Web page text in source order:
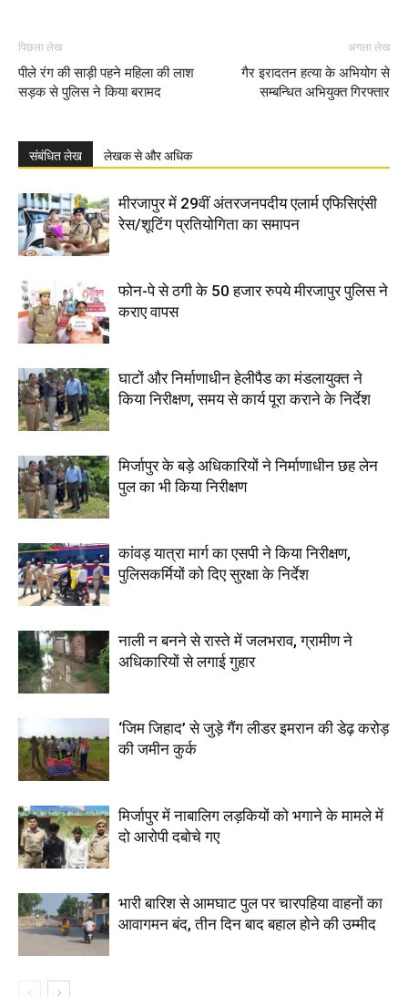
पिछला लेख
पीले रंग की साड़ी पहने महिला की लाश
सड़क से पुलिस ने किया बरामद
अगला लेख
गैर इरादतन हत्या के अभियोग से
सम्बन्धित अभियुक्त गिरफ्तार
संबंधित लेख लेखक से और अधिक
मीरजापुर में 29वीं अंतरजनपदीय एलार्म एफिसिएंसी
रेस/शूटिंग प्रतियोगिता का समापन
फोन-पे से ठगी के 50 हजार रुपये मीरजापुर पुलिस ने
कराए वापस
घाटों और निर्माणाधीन हेलीपैड का मंडलायुक्त ने
किया निरीक्षण, समय से कार्य पूरा कराने के निर्देश
मिर्जापुर के बड़े अधिकारियों ने निर्माणाधीन छह लेन
पुल का भी किया निरीक्षण
कांवड़ यात्रा मार्ग का एसपी ने किया निरीक्षण,
पुलिसकर्मियों को दिए सुरक्षा के निर्देश
नाली न बनने से रास्ते में जलभराव, ग्रामीण ने
अधिकारियों से लगाई गुहार
‘जिम जिहाद’ से जुड़े गैंग लीडर इमरान की डेढ़ करोड़
की जमीन कुर्क
मिर्जापुर में नाबालिग लड़कियों को भगाने के मामले में
दो आरोपी दबोचे गए
भारी बारिश से आमघाट पुल पर चारपहिया वाहनों का
आवागमन बंद, तीन दिन बाद बहाल होने की उम्मीद